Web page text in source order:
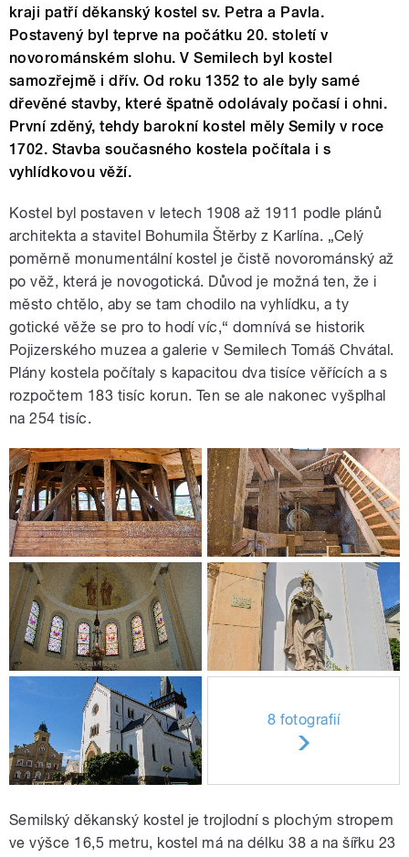
kraji patří děkanský kostel sv. Petra a Pavla.
Postavený byl teprve na počátku 20. století v
novorománském slohu. V Semilech byl kostel
samozřejmě i dřív. Od roku 1352 to ale byly samé
dřevěné stavby, které špatně odolávaly počasí i ohni.
První zděný, tehdy barokní kostel měly Semily v roce
1702. Stavba současného kostela počítala i s
vyhlídkovou věží.
Kostel byl postaven v letech 1908 až 1911 podle plánů
architekta a stavitel Bohumila Štěrby z Karlína. „Celý
poměrně monumentální kostel je čistě novorománský až
po věž, která je novogotická. Důvod je možná ten, že i
město chtělo, aby se tam chodilo na vyhlídku, a ty
gotické věže se pro to hodí víc,“ domnívá se historik
Pojizerského muzea a galerie v Semilech Tomáš Chvátal.
Plány kostela počítaly s kapacitou dva tisíce věřících a s
rozpočtem 183 tisíc korun. Ten se ale nakonec vyšplhal
na 254 tisíc.
8 fotografií
Semilský děkanský kostel je trojlodní s plochým stropem
ve výšce 16,5 metru, kostel má na délku 38 a na šířku 23